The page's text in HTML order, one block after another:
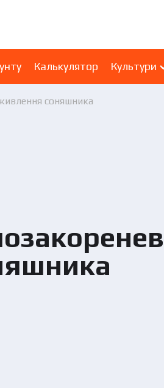
Калькулятор Культури
соняшника